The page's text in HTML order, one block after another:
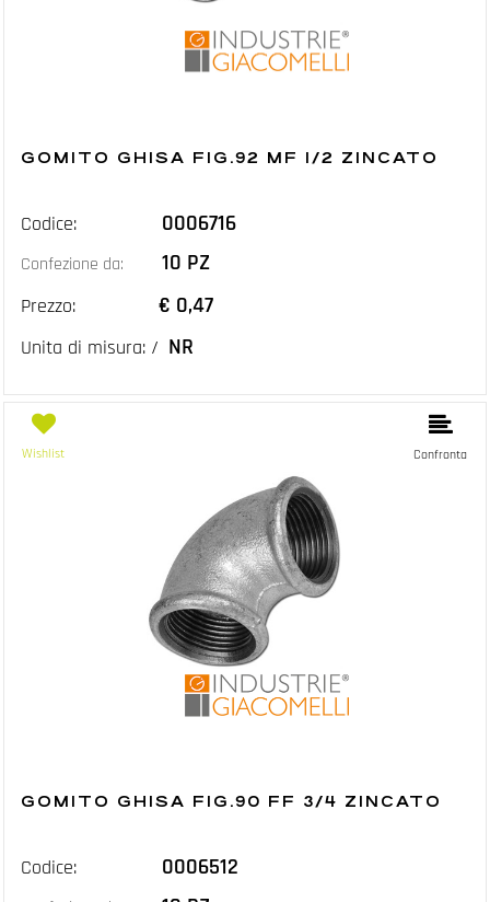
GOMITO GHISA FIG.92 MF 1/2 ZINCATO
Codice: 0006716
Confezione da: 10 PZ
Prezzo: € 0,47
Unita di misura: / NR
Wishlist Confronta
GOMITO GHISA FIG.90 FF 3/4 ZINCATO
Codice: 0006512